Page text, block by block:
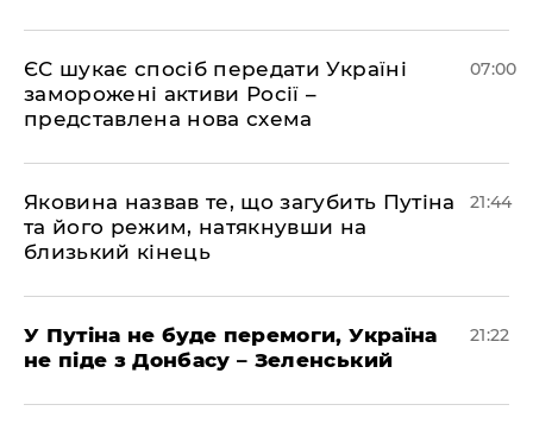
ЄС шукає спосіб передати Україні
заморожені активи Росії –
представлена ​​нова схема
07:00
Яковина назвав те, що загубить Путіна
та його режим, натякнувши на
близький кінець
21:44
У Путіна не буде перемоги, Україна
не піде з Донбасу – Зеленський
21:22